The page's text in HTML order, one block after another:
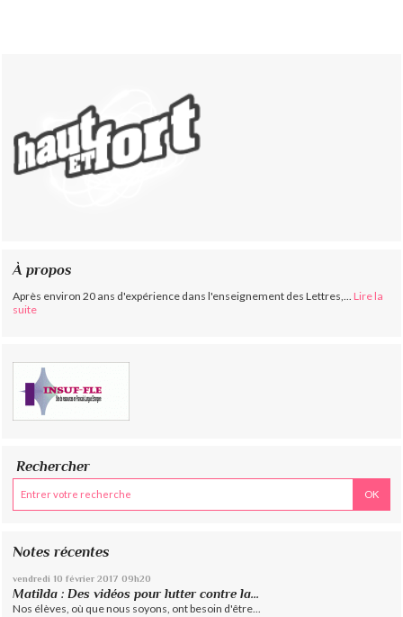
À propos
Après environ 20 ans d'expérience dans l'enseignement des Lettres,... Lire la
suite
Rechercher
Notes récentes
vendredi 10 février 2017 09h20
Matilda : Des vidéos pour lutter contre la...
Nos élèves, où que nous soyons, ont besoin d'être...